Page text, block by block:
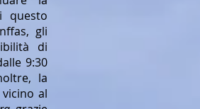
questo
gli
di
9:30
la
al